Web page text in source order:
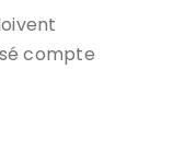
compte